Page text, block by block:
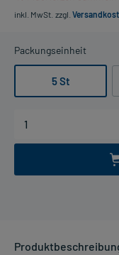
inkl. MwSt. zzgl.
Packungseinheit
5 St